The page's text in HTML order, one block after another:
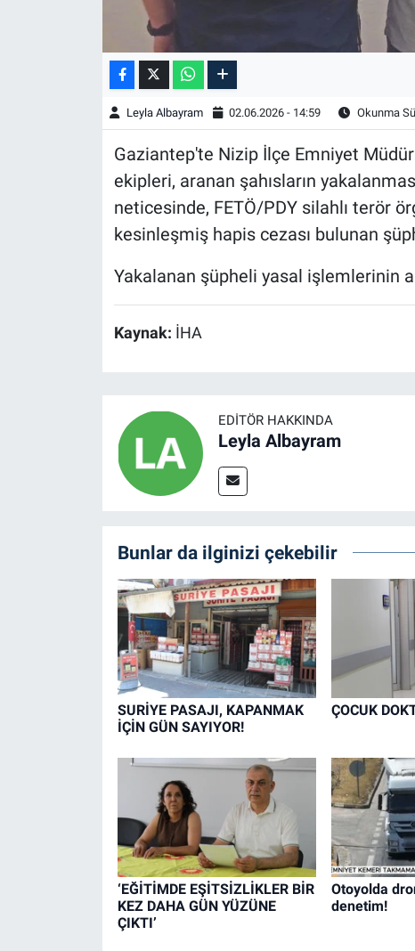
Leyla Albayram 02.06.2026 - 14:59 Okunma
Gaziantep'te Nizip İlçe Emniyet
ekipleri, aranan şahısların
neticesinde, FETÖ/PDY silahlı terör
kesinleşmiş hapis cezası bulunan
Yakalanan şüpheli yasal işlemlerinin
Kaynak: İHA
EDITÖR HAKKINDA
Leyla Albayram
Bunlar da ilginizi çekebilir
SURİYE PASAJI, KAPANMAK
İÇİN GÜN SAYIYOR!
ÇOCUK
‘EĞİTİMDE EŞİTSİZLİKLER BİR
KEZ DAHA GÜN YÜZÜNE
ÇIKTI’
Otoyolda
denetim!